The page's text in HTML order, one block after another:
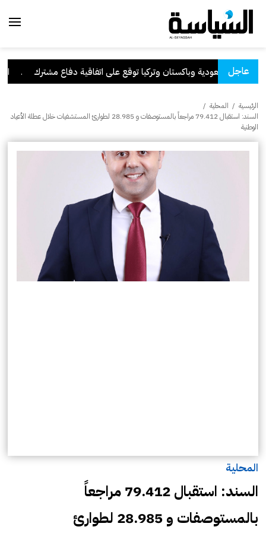
عاجل
السعودية وباكستان وتركيا توقع على اتفاقية دفاع مشترك .
الرئيسية / المحلية /
السند: استقبال 79.412 مراجعاً بالمستوصفات و 28.985 لطوارئ المستشفيات خلال عطلة الأعياد
الوطنية
المحلية
السند: استقبال 79.412 مراجعاً
بالمستوصفات و 28.985 لطوارئ